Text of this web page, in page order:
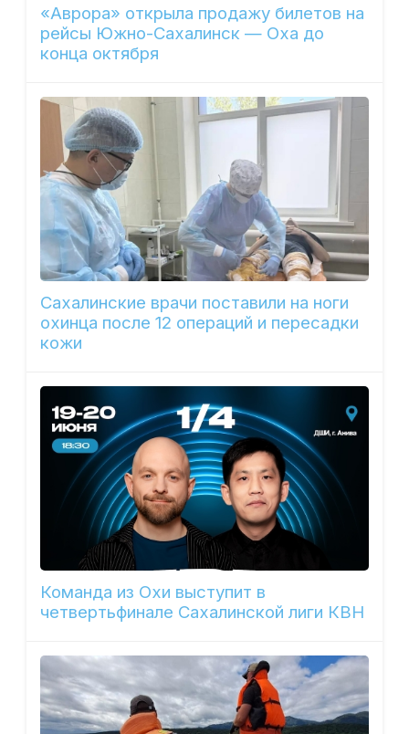
«Аврора» открыла продажу билетов на
рейсы Южно-Сахалинск — Оха до
конца октября
Сахалинские врачи поставили на ноги
охинца после 12 операций и пересадки
кожи
Команда из Охи выступит в
четвертьфинале Сахалинской лиги КВН